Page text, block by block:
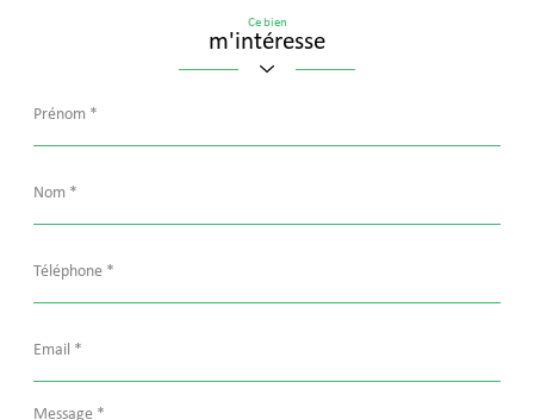
Ce bien
m'intéresse
*
*
*
*
Message